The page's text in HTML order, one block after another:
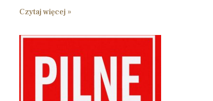
Czytaj więcej »